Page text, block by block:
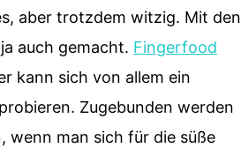
aber trotzdem witzig. Mit den
auch gemacht. Fingerfood
kann sich von allem ein
Zugebunden werden
wenn man sich für die süße